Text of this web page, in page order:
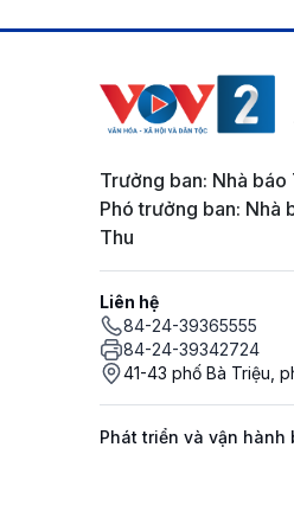
Trưởng ban: Nhà báo
Phó trưởng ban: Nhà
Thu
Liên hệ
84-24-39365555
84-24-39342724
41-43 phố Bà Triệu,
Phát triển và vận hành